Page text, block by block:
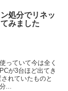
処分でリネッ
みました
っていて今は全く
が3台ほど出てき
れていたものと
...